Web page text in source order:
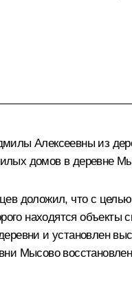
Алексеевны из
домов в деревне
доложил, что с
находятся
и установлен
Мысово